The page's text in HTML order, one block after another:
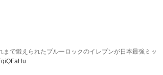
で鍛えられたブルーロックのイレブンが日本最強ミッ